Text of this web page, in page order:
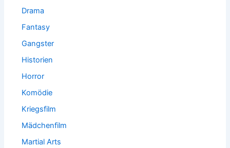
Drama
Fantasy
Gangster
Historien
Horror
Komödie
Kriegsfilm
Mädchenfilm
Martial Arts